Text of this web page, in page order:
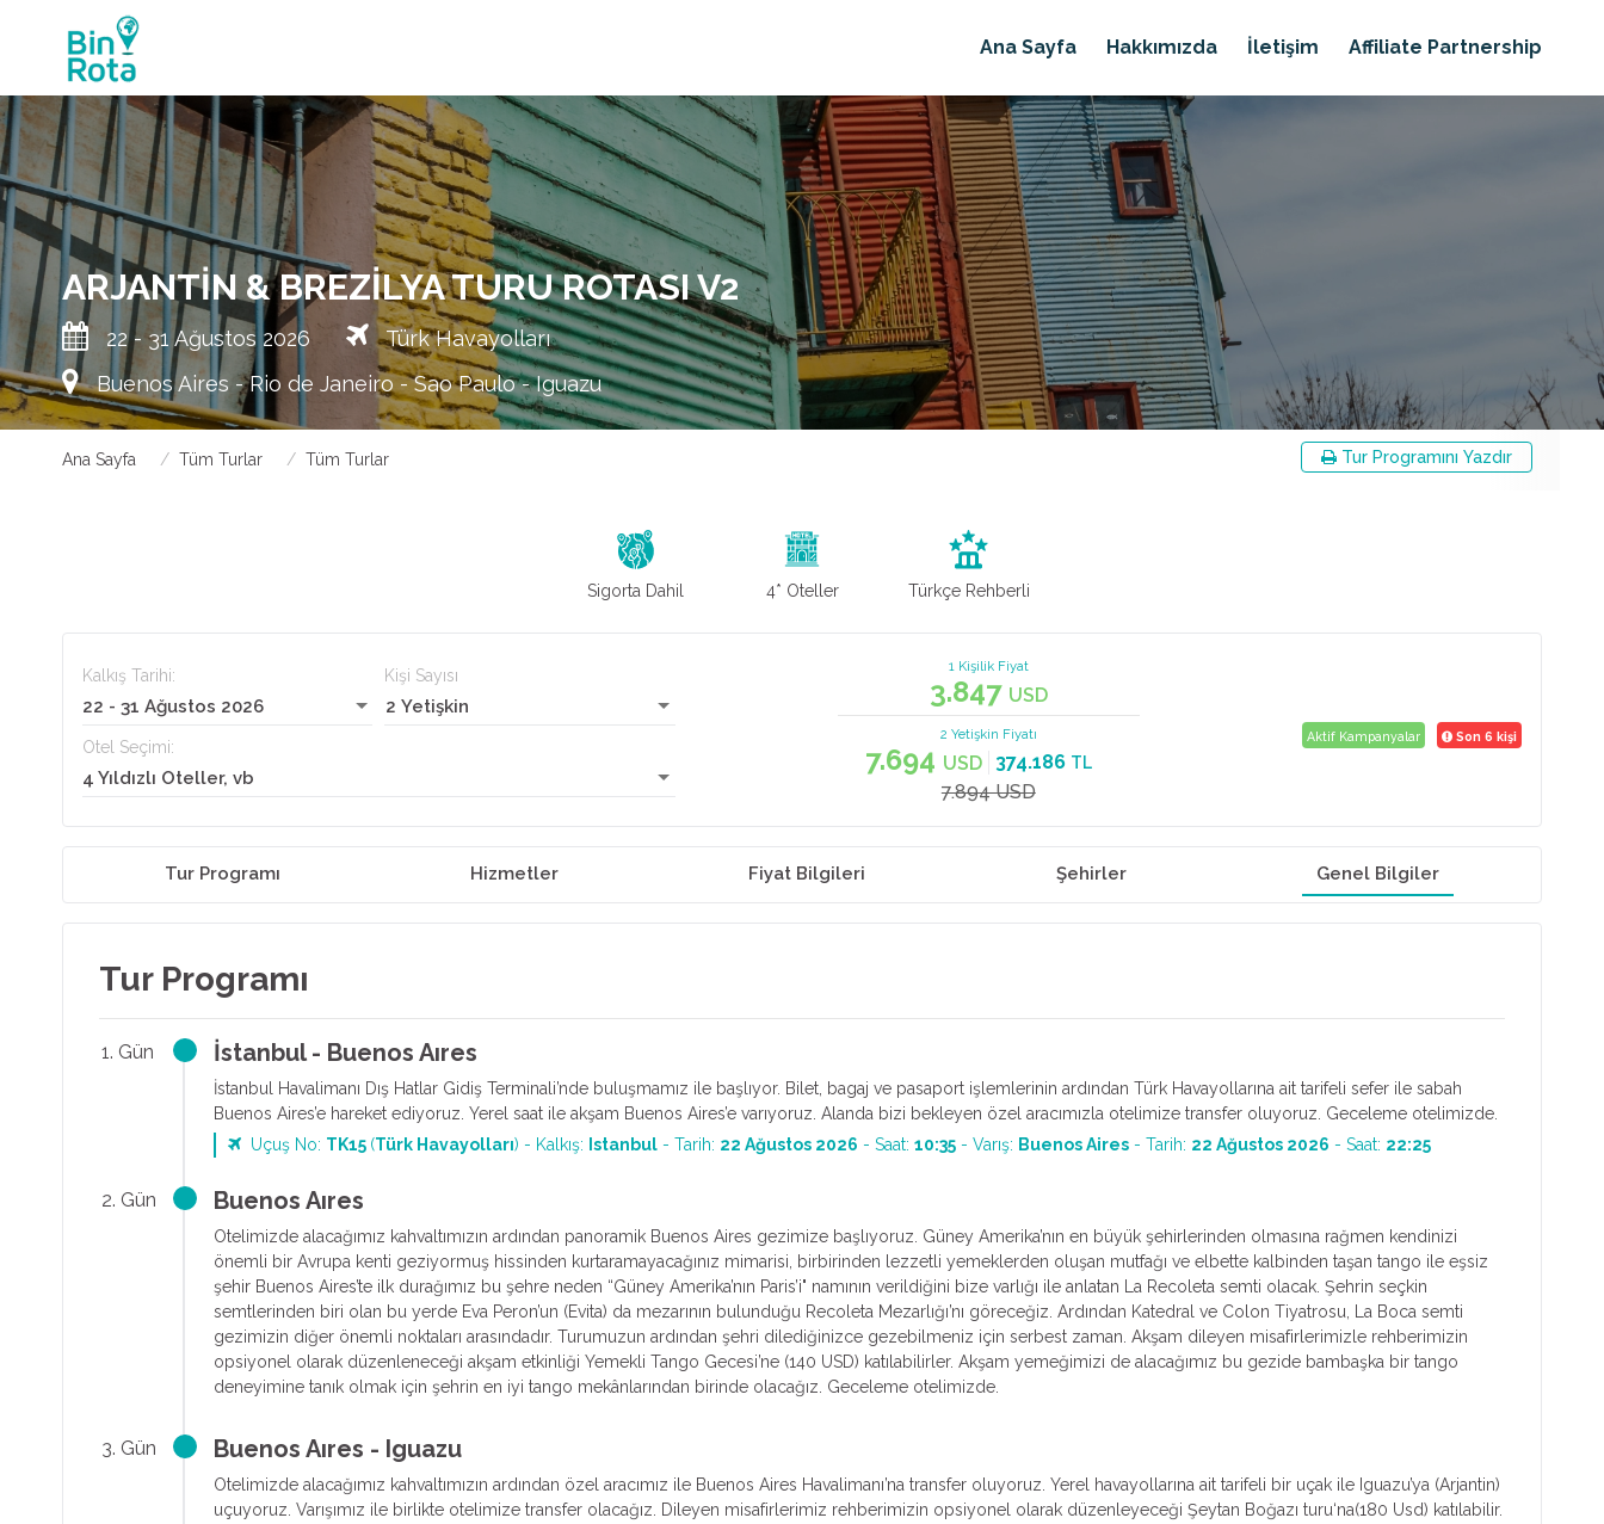
Ana Sayfa Hakkımızda İletişim Affiliate Partnership
ARJANTIN & BREZILYA TURU ROTASI V2
22 - 31 Ağustos 2026
Türk Havayolları
Buenos Aires - Rio de Janeiro - Sao Paulo - Iguazu
Ana Sayfa Tüm Turlar Tüm Turlar Tur Programını Yazdır
Sigorta Dahil 4* Oteller Türkçe Rehberli
Kalkış Tarihi:
22 - 31 Ağustos 2026
Kişi Sayısı
2 Yetişkin
Otel Seçimi:
4 Yıldızlı Oteller, vb
1 Kişilik Fiyat
3.847 USD
2 Yetişkin Fiyatı
7.694 USD 374.186 TL
7.894 USD
Aktif Kampanyalar Son 6 kişi
Tur Programı Hizmetler Fiyat Bilgileri Şehirler Genel Bilgiler
Tur Programı
1. Gün İstanbul - Buenos Aıres
İstanbul Havalimanı Dış Hatlar Gidiş Terminali’nde buluşmamız ile başlıyor. Bilet, bagaj ve pasaport işlemlerinin ardından Türk Havayollarına ait tarifeli sefer ile sabah
Buenos Aires’e hareket ediyoruz. Yerel saat ile akşam Buenos Aires’e varıyoruz. Alanda bizi bekleyen özel aracımızla otelimize transfer oluyoruz. Geceleme otelimizde.
Uçuş No: TK15 (Türk Havayolları) - Kalkış: Istanbul - Tarih: 22 Ağustos 2026 - Saat: 10:35 - Varış: Buenos Aires - Tarih: 22 Ağustos 2026 - Saat: 22:25
2. Gün Buenos Aıres
Otelimizde alacağımız kahvaltımızın ardından panoramik Buenos Aires gezimize başlıyoruz. Güney Amerika’nın en büyük şehirlerinden olmasına rağmen kendinizi
önemli bir Avrupa kenti geziyormuş hissinden kurtaramayacağınız mimarisi, birbirinden lezzetli yemeklerden oluşan mutfağı ve elbette kalbinden taşan tango ile eşsiz
şehir Buenos Aires’te ilk durağımız bu şehre neden “Güney Amerika’nın Paris’i" namının verildiğini bize varlığı ile anlatan La Recoleta semti olacak. Şehrin seçkin
semtlerinden biri olan bu yerde Eva Peron’un (Evita) da mezarının bulunduğu Recoleta Mezarlığı’nı göreceğiz. Ardından Katedral ve Colon Tiyatrosu, La Boca semti
gezimizin diğer önemli noktaları arasındadır. Turumuzun ardından şehri dilediğinizce gezebilmeniz için serbest zaman. Akşam dileyen misafirlerimizle rehberimizin
opsiyonel olarak düzenleneceği akşam etkinliği Yemekli Tango Gecesi’ne (140 USD) katılabilirler. Akşam yemeğimizi de alacağımız bu gezide bambaşka bir tango
deneyimine tanık olmak için şehrin en iyi tango mekânlarından birinde olacağız. Geceleme otelimizde.
3. Gün Buenos Aıres - Iguazu
Otelimizde alacağımız kahvaltımızın ardından özel aracımız ile Buenos Aires Havalimanı’na transfer oluyoruz. Yerel havayollarına ait tarifeli bir uçak ile Iguazu’ya (Arjantin)
uçuyoruz. Varışımız ile birlikte otelimize transfer olacağız. Dileyen misafirlerimiz rehberimizin opsiyonel olarak düzenleyeceği Şeytan Boğazı turu‘na(180 Usd) katılabilir.